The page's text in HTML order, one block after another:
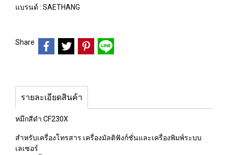
แบรนด์ : SAETHANG
Share
รายละเอียดสินค้า
หมึกสีดำ CF230X
สำหรับเครื่องโทรสาร เครื่องมัลติฟังก์ชั่นและเครื่องพิมพ์ระบบ
เลเซอร์